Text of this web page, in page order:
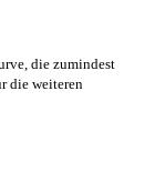
die zumindest
die weiteren